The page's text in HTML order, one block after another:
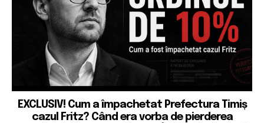
EXCLUSIV! Cum a împachetat Prefectura Timiș
cazul Fritz? Când era vorba de pierderea